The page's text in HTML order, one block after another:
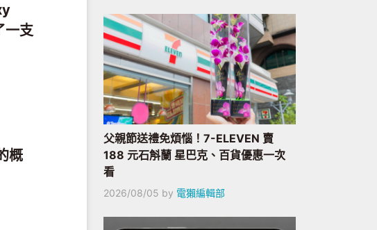
一支
概
父親節送禮免煩惱！7-ELEVEN 賣
188 元石斛蘭 星巴克、百貨優惠一次
看
2026/08/05 by 電獺編輯部